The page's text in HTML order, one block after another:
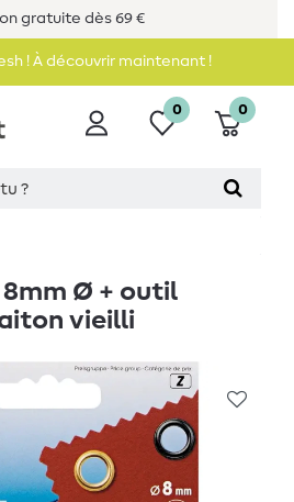
gratuite dès 69 €
! À découvrir maintenant !
0 0
Ø + outil
vieilli